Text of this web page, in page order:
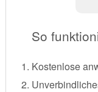
So
Kostenlose